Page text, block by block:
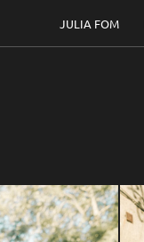
JULIA FOM